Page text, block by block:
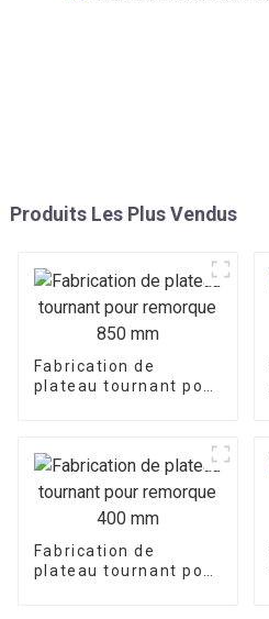
Produits Les Plus Vendus
Fabrication de
plateau tournant pour
Fabrication de
plateau tournant pour